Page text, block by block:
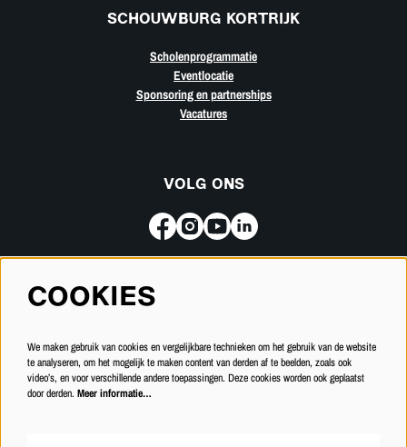
SCHOUWBURG KORTRIJK
Scholenprogrammatie
Eventlocatie
Sponsoring en partnerships
Vacatures
VOLG ONS
Meld je aan voor de nieuwsbrief
INSCHRIJVEN
COOKIES
We maken gebruik van cookies en vergelijkbare technieken om het gebruik van de website
te analyseren, om het mogelijk te maken content van derden af te beelden, zoals ook
video’s, en voor verschillende andere toepassingen. Deze cookies worden ook geplaatst
door derden. Meer informatie…